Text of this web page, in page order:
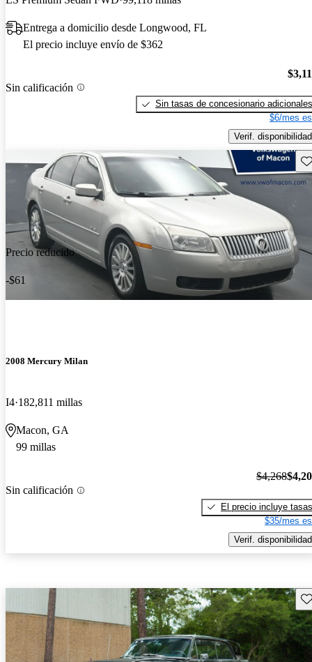
Entrega a domicilio desde Longwood, FL
El precio incluye envío de $362
Sin calificación
Sin tasas de concesionario adicionales
$6/mes
Verif. disponibilidad
Precio reducido
-$61
2008 Mercury Milan
I4 182,811 millas
Macon, GA
99 millas
Sin calificación
$4,268
El precio incluye tasas
$35/mes
Verif. disponibilidad